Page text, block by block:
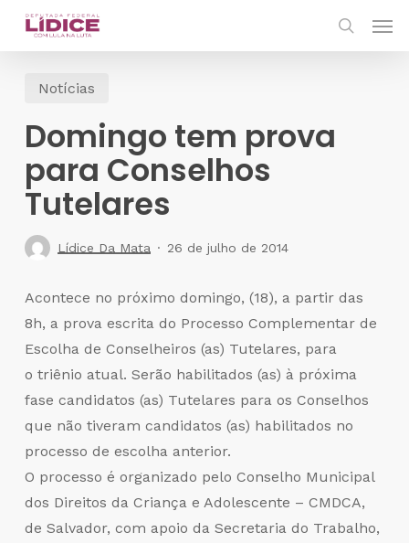
Skip
contentNotícias
Domingo tem prova
para Conselhos
Tutelares
Lídice Da Mata 26 de julho de 2014
Acontece no próximo domingo, (18), a partir das
8h, a prova escrita do Processo Complementar de
Escolha de Conselheiros (as) Tutelares, para
o triênio atual. Serão habilitados (as) à próxima
fase candidatos (as) Tutelares para os Conselhos
que não tiveram candidatos (as) habilitados no
processo de escolha anterior.
O processo é organizado pelo Conselho Municipal
dos Direitos da Criança e Adolescente – CMDCA,
de Salvador, com apoio da Secretaria do Trabalho,